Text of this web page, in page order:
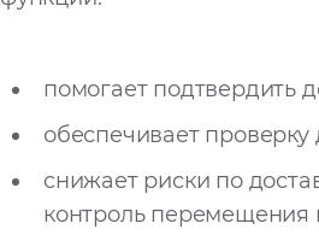
помогает подтвердить
обеспечивает проверку
снижает риски по
контроль